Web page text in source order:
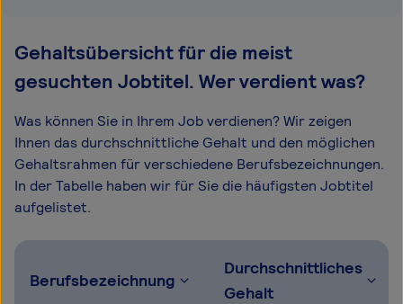
Gehaltsübersicht für die meist
gesuchten Jobtitel. Wer verdient was?
Was können Sie in Ihrem Job verdienen? Wir zeigen
Ihnen das durchschnittliche Gehalt und den möglichen
Gehaltsrahmen für verschiedene Berufsbezeichnungen.
In der Tabelle haben wir für Sie die häufigsten Jobtitel
aufgelistet.
Berufsbezeichnung
Durchschnittliches
Gehalt